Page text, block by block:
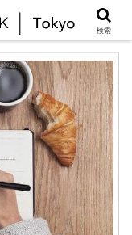
検索